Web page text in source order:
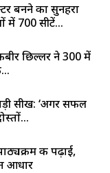
बनने का सुनहरा
में 700 सीटें...
छिल्लर ने 300 में
सीख: ‘अगर सफल
की पढ़ाई,
आधार